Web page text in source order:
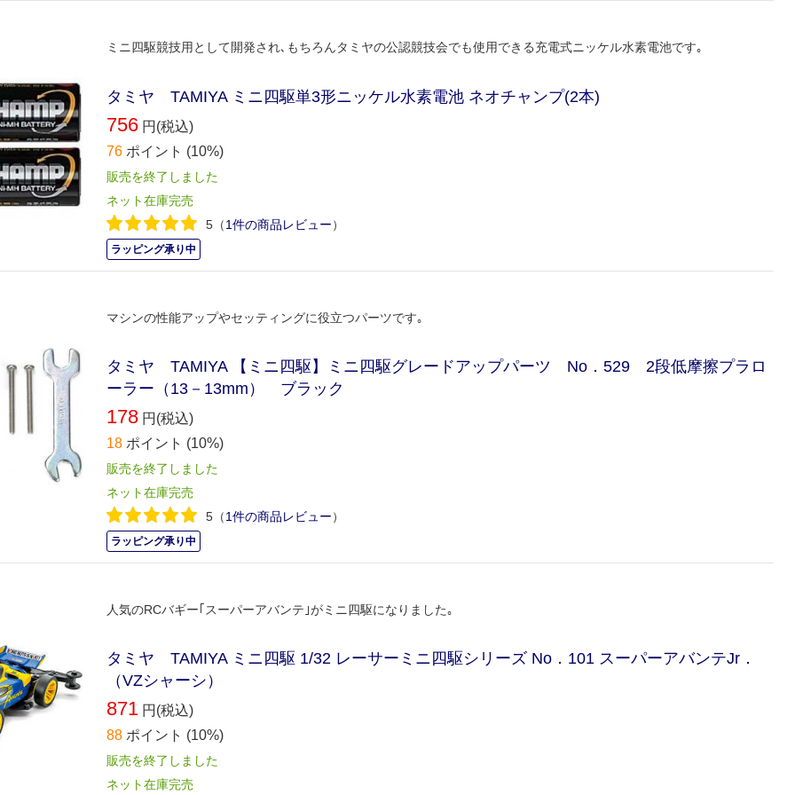
ミニ四駆競技用として開発され､もちろんタミヤの公認競技会でも使用できる充電式ニッケル水素電池です｡
タミヤ TAMIYA ミニ四駆単3形ニッケル水素電池 ネオチャンプ(2本)
756 円(税込)
76 ポイント (10%)
販売を終了しました
ネット在庫完売
5 （1件の商品レビュー）
ラッピング承り中
マシンの性能アップやセッティングに役立つパーツです｡
タミヤ TAMIYA 【ミニ四駆】ミニ四駆グレードアップパーツ No．529 2段低摩擦プラロ
ーラー（13－13mm） ブラック
178 円(税込)
18 ポイント (10%)
販売を終了しました
ネット在庫完売
5 （1件の商品レビュー）
ラッピング承り中
人気のRCバギー｢スーパーアバンテ｣がミニ四駆になりました｡
タミヤ TAMIYA ミニ四駆 1/32 レーサーミニ四駆シリーズ No．101 スーパーアバンテJr．
（VZシャーシ）
871 円(税込)
88 ポイント (10%)
販売を終了しました
ネット在庫完売